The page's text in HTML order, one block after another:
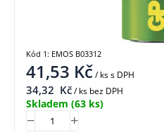
41,53 Kč/ kss DPH
34,32 Kč/ ks bez DPH
Skladem (63 ks)
Kód 1: EMOS B03312